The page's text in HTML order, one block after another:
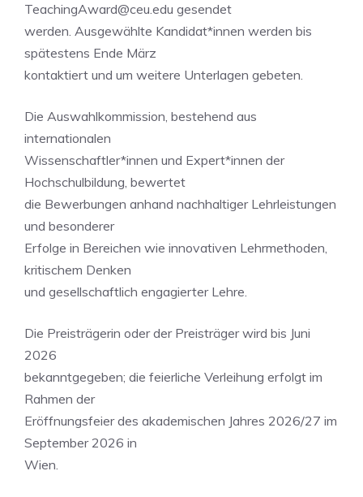
TeachingAward@ceu.edu gesendet
werden. Ausgewählte Kandidat*innen werden bis
spätestens Ende März
kontaktiert und um weitere Unterlagen gebeten.
Die Auswahlkommission, bestehend aus
internationalen
Wissenschaftler*innen und Expert*innen der
Hochschulbildung, bewertet
die Bewerbungen anhand nachhaltiger Lehrleistungen
und besonderer
Erfolge in Bereichen wie innovativen Lehrmethoden,
kritischem Denken
und gesellschaftlich engagierter Lehre.
Die Preisträgerin oder der Preisträger wird bis Juni
2026
bekanntgegeben; die feierliche Verleihung erfolgt im
Rahmen der
Eröffnungsfeier des akademischen Jahres 2026/27 im
September 2026 in
Wien.